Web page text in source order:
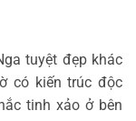
tuyệt đẹp khác
có kiến ​​trúc độc
tinh xảo ở bên